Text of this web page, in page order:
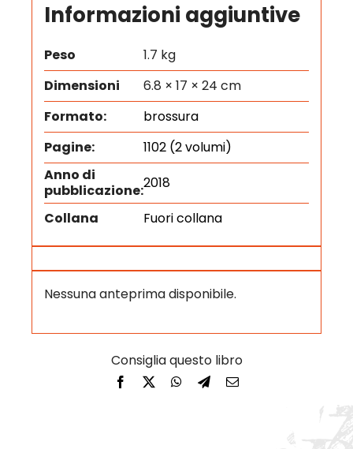
Informazioni aggiuntive
Peso
1.7 kg
Dimensioni
6.8 × 17 × 24 cm
Formato:
brossura
Pagine:
1102 (2 volumi)
Anno di
pubblicazione:2018
Collana
Fuori collana
Nessuna anteprima disponibile.